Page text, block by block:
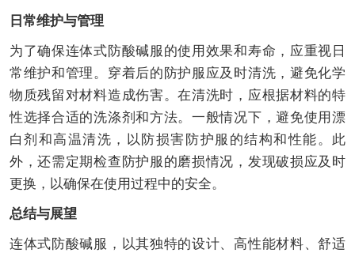
日常维护与管理
为了确保连体式防酸碱服的使用效果和寿命，应重视日
常维护和管理。穿着后的防护服应及时清洗，避免化学
物质残留对材料造成伤害。在清洗时，应根据材料的特
性选择合适的洗涤剂和方法。一般情况下，避免使用漂
白剂和高温清洗，以防损害防护服的结构和性能。此
外，还需定期检查防护服的磨损情况，发现破损应及时
更换，以确保在使用过程中的安全。
总结与展望
连体式防酸碱服，以其独特的设计、高性能材料、舒适